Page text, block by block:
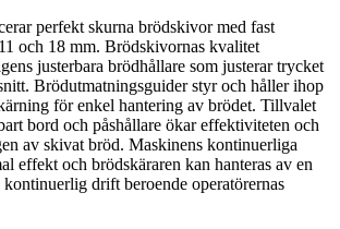
perfekt skurna brödskivor med fast
och 18 mm. Brödskivornas kvalitet
justerbara brödhållare som justerar trycket
Brödutmatningsguider styr och håller ihop
för enkel hantering av brödet. Tillvalet
bord och påshållare ökar effektiviteten och
av skivat bröd. Maskinens kontinuerliga
effekt och brödskäraren kan hanteras av en
drift beroende operatörernas